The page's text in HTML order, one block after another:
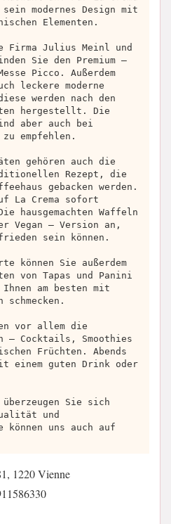
modernes Design mit
Elementen.
Firma Julius Meinl und
Sie den Premium –
Picco. Außerdem
leckere moderne
werden nach den
hergestellt. Die
aber auch bei
empfehlen.
gehören auch die
Rezept, die
gebacken werden.
La Crema sofort
hausgemachten Waffeln
Vegan – Version an,
sein können.
können Sie außerdem
von Tapas und Panini
am besten mit
schmecken.
vor allem die
– Cocktails, Smoothies
Früchten. Abends
einem guten Drink oder
überzeugen Sie sich
und
uns auch auf
1220 Vienne